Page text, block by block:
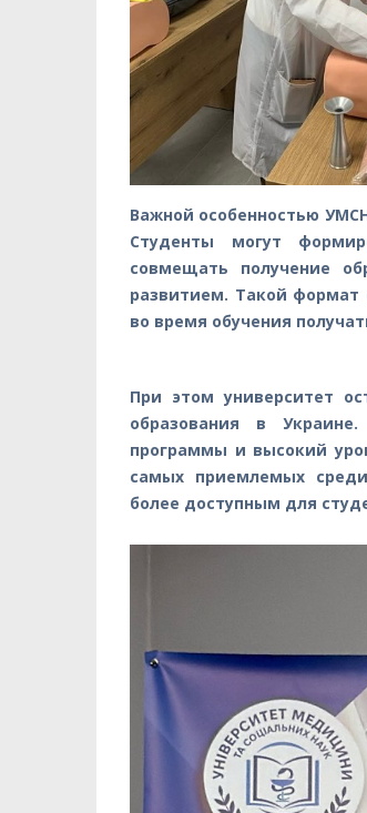
Важной особенностью
Студенты могут
совмещать получение
развитием. Такой формат
во время обучения
При этом университет
образования в
программы и высокий
самых приемлемых
более доступным для